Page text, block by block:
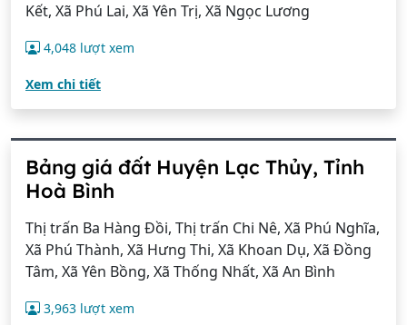
Kết, Xã Phú Lai, Xã Yên Trị, Xã Ngọc Lương
4,048 lượt xem
Xem chi tiết
Bảng giá đất Huyện Lạc Thủy, Tỉnh
Hoà Bình
Thị trấn Ba Hàng Đồi, Thị trấn Chi Nê, Xã Phú Nghĩa,
Xã Phú Thành, Xã Hưng Thi, Xã Khoan Dụ, Xã Đồng
Tâm, Xã Yên Bồng, Xã Thống Nhất, Xã An Bình
3,963 lượt xem